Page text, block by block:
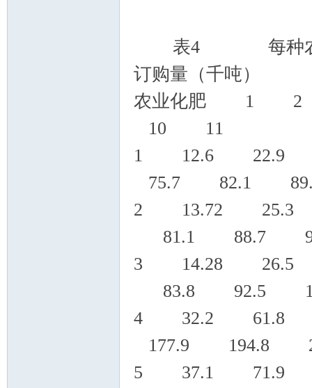
表4 每种农业化
订购量（千吨）
农业化
10 11
1 12.6 22.9
75.7 82.1
2 13.72
81.1 88.7
3 14.28
83.8 92.5
4 32.2 61.8
177.9 194.8
5 37.1 71.9